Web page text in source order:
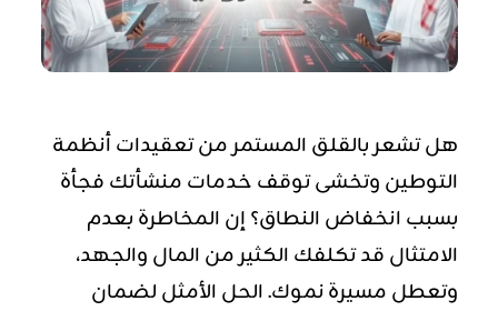
هل تشعر بالقلق المستمر من تعقيدات أنظمة
التوطين وتخشى توقف خدمات منشأتك فجأة
بسبب انخفاض النطاق؟ إن المخاطرة بعدم
الامتثال قد تكلفك الكثير من المال والجهد،
وتعطل مسيرة نموك. الحل الأمثل لضمان